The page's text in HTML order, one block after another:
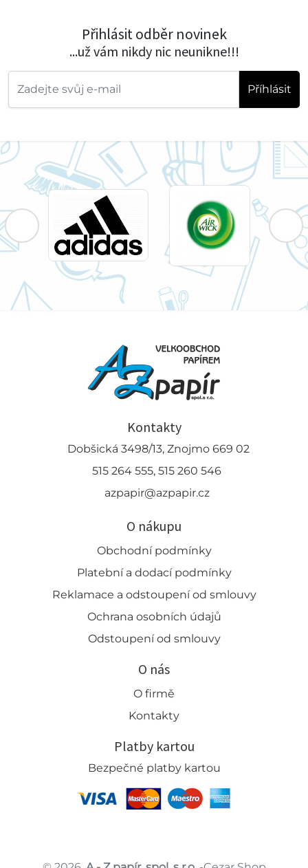
Přihlásit odběr novinek
...už vám nikdy nic neunikne!!!
Příhlásit
Kontakty
Dobšická 3498/13, Znojmo 669 02
515 264 555, 515 260 546
azpapir@azpapir.cz
O nákupu
Obchodní podmínky
Platební a dodací podmínky
Reklamace a odstoupení od smlouvy
Ochrana osobních údajů
Odstoupení od smlouvy
O nás
O firmě
Kontakty
Platby kartou
Bezpečné platby kartou